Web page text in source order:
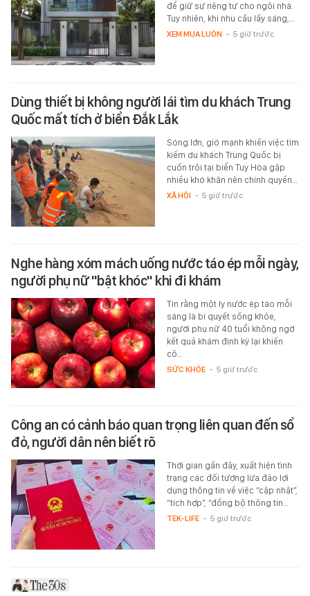
để giữ sự riêng tư cho ngôi nhà.
Tuy nhiên, khi nhu cầu lấy sáng,…
XEM MUA LUÔN - 5 giờ trước
Dùng thiết bị không người lái tìm du khách Trung
Quốc mất tích ở biển Đắk Lắk
Sóng lớn, gió mạnh khiến việc tìm
kiếm du khách Trung Quốc bị
cuốn trôi tại biển Tuy Hòa gặp
nhiều khó khăn nên chính quyền…
XÃ HỘI - 5 giờ trước
Nghe hàng xóm mách uống nước táo ép mỗi ngày,
người phụ nữ "bật khóc" khi đi khám
Tin rằng một ly nước ép táo mỗi
sáng là bí quyết sống khỏe,
người phụ nữ 40 tuổi không ngờ
kết quả khám định kỳ lại khiến
cô…
SỨC KHỎE - 5 giờ trước
Công an có cảnh báo quan trọng liên quan đến sổ
đỏ, người dân nên biết rõ
Thời gian gần đây, xuất hiện tình
trạng các đối tượng lừa đảo lợi
dụng thông tin về việc “cập nhật”,
“tích hợp”, “đồng bộ thông tin…
TEK-LIFE - 5 giờ trước